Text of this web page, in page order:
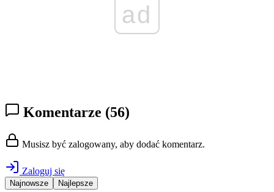
ad
Komentarze (56)
Musisz być zalogowany, aby dodać komentarz.
Zaloguj się
Najnowsze Najlepsze